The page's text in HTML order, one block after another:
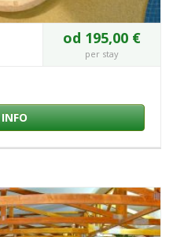
od 195,00 €
per stay